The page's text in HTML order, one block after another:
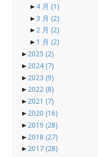
► 4 月 (1)
► 3 月 (2)
► 2 月 (2)
► 1 月 (2)
► 2025 (2)
► 2024 (7)
► 2023 (9)
► 2022 (8)
► 2021 (7)
► 2020 (16)
► 2019 (28)
► 2018 (27)
► 2017 (28)